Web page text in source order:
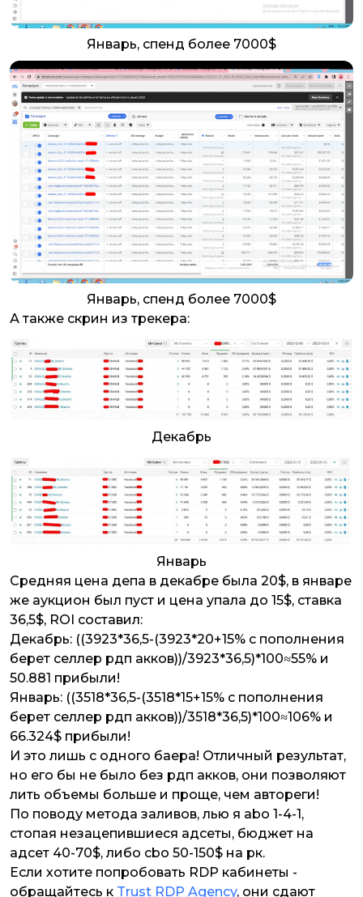
Январь, спенд более 7000$
Январь, спенд более 7000$
А также скрин из трекера:
Декабрь
Январь
Средняя цена депа в декабре была 20$, в январе
же аукцион был пуст и цена упала до 15$, ставка
36,5$, ROI составил:
Декабрь: ((3923*36,5-(3923*20+15% c пополнения
берет селлер рдп акков))/3923*36,5)*100≈55% и
50.881 прибыли!
Январь: ((3518*36,5-(3518*15+15% c пополнения
берет селлер рдп акков))/3518*36,5)*100≈106% и
66.324$ прибыли!
И это лишь с одного баера! Отличный результат,
но его бы не было без рдп акков, они позволяют
лить объемы больше и проще, чем автореги!
По поводу метода заливов, лью я abo 1-4-1,
стопая незацепившиеся адсеты, бюджет на
адсет 40-70$, либо cbo 50-150$ на рк.
Если хотите попробовать RDP кабинеты -
обращайтесь к Trust RDP Agency, они сдают